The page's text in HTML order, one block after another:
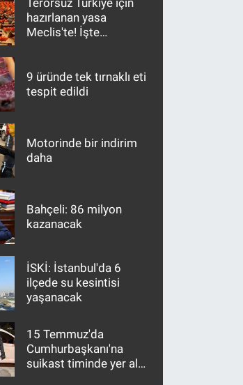
Terörsüz Türkiye için
hazırlanan yasa
Meclis'te! İşte
9 üründe tek tırnaklı eti
tespit edildi
Motorinde bir indirim
daha
Bahçeli: 86 milyon
kazanacak
İSKİ: İstanbul'da 6
ilçede su kesintisi
yaşanacak
15 Temmuz'da
Cumhurbaşkanı'na
suikast timinde yer alan